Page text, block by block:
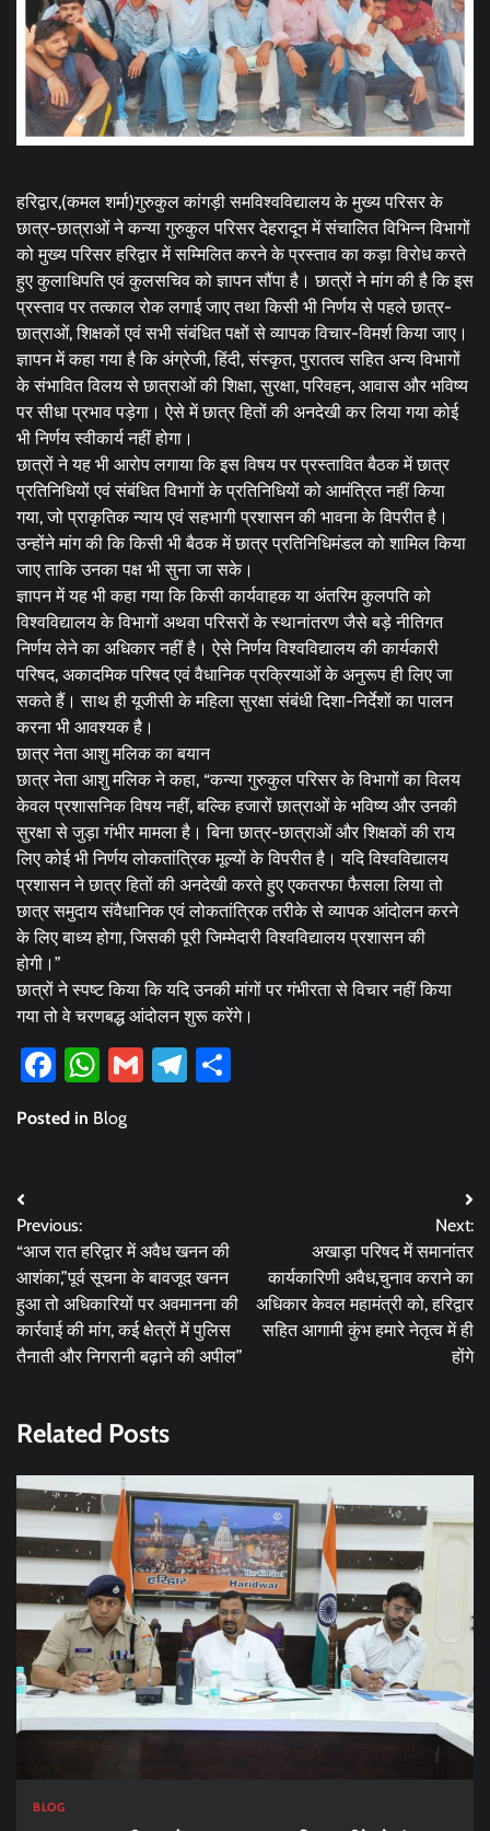
हरिद्वार,(कमल शर्मा)गुरुकुल कांगड़ी समविश्वविद्यालय के मुख्य परिसर के
छात्र-छात्राओं ने कन्या गुरुकुल परिसर देहरादून में संचालित विभिन्न विभागों
को मुख्य परिसर हरिद्वार में सम्मिलित करने के प्रस्ताव का कड़ा विरोध करते
हुए कुलाधिपति एवं कुलसचिव को ज्ञापन सौंपा है। छात्रों ने मांग की है कि इस
प्रस्ताव पर तत्काल रोक लगाई जाए तथा किसी भी निर्णय से पहले छात्र-
छात्राओं, शिक्षकों एवं सभी संबंधित पक्षों से व्यापक विचार-विमर्श किया जाए।
ज्ञापन में कहा गया है कि अंग्रेजी, हिंदी, संस्कृत, पुरातत्व सहित अन्य विभागों
के संभावित विलय से छात्राओं की शिक्षा, सुरक्षा, परिवहन, आवास और भविष्य
पर सीधा प्रभाव पड़ेगा। ऐसे में छात्र हितों की अनदेखी कर लिया गया कोई
भी निर्णय स्वीकार्य नहीं होगा।
छात्रों ने यह भी आरोप लगाया कि इस विषय पर प्रस्तावित बैठक में छात्र
प्रतिनिधियों एवं संबंधित विभागों के प्रतिनिधियों को आमंत्रित नहीं किया
गया, जो प्राकृतिक न्याय एवं सहभागी प्रशासन की भावना के विपरीत है।
उन्होंने मांग की कि किसी भी बैठक में छात्र प्रतिनिधिमंडल को शामिल किया
जाए ताकि उनका पक्ष भी सुना जा सके।
ज्ञापन में यह भी कहा गया कि किसी कार्यवाहक या अंतरिम कुलपति को
विश्वविद्यालय के विभागों अथवा परिसरों के स्थानांतरण जैसे बड़े नीतिगत
निर्णय लेने का अधिकार नहीं है। ऐसे निर्णय विश्वविद्यालय की कार्यकारी
परिषद, अकादमिक परिषद एवं वैधानिक प्रक्रियाओं के अनुरूप ही लिए जा
सकते हैं। साथ ही यूजीसी के महिला सुरक्षा संबंधी दिशा-निर्देशों का पालन
करना भी आवश्यक है।
छात्र नेता आशु मलिक का बयान
छात्र नेता आशु मलिक ने कहा, “कन्या गुरुकुल परिसर के विभागों का विलय
केवल प्रशासनिक विषय नहीं, बल्कि हजारों छात्राओं के भविष्य और उनकी
सुरक्षा से जुड़ा गंभीर मामला है। बिना छात्र-छात्राओं और शिक्षकों की राय
लिए कोई भी निर्णय लोकतांत्रिक मूल्यों के विपरीत है। यदि विश्वविद्यालय
प्रशासन ने छात्र हितों की अनदेखी करते हुए एकतरफा फैसला लिया तो
छात्र समुदाय संवैधानिक एवं लोकतांत्रिक तरीके से व्यापक आंदोलन करने
के लिए बाध्य होगा, जिसकी पूरी जिम्मेदारी विश्वविद्यालय प्रशासन की
होगी।”
छात्रों ने स्पष्ट किया कि यदि उनकी मांगों पर गंभीरता से विचार नहीं किया
गया तो वे चरणबद्ध आंदोलन शुरू करेंगे।
Facebook
WhatsApp
GmailTelegram
Posted in Blog
Post
navigation
Previous:
“आज रात हरिद्वार में अवैध खनन की
आशंका,”पूर्व सूचना के बावजूद खनन
हुआ तो अधिकारियों पर अवमानना की
कार्रवाई की मांग, कई क्षेत्रों में पुलिस
तैनाती और निगरानी बढ़ाने की अपील”
Next:
अखाड़ा परिषद में समानांतर
कार्यकारिणी अवैध,चुनाव कराने का
अधिकार केवल महामंत्री को, हरिद्वार
सहित आगामी कुंभ हमारे नेतृत्व में ही
होंगे
Related Posts
BLOG